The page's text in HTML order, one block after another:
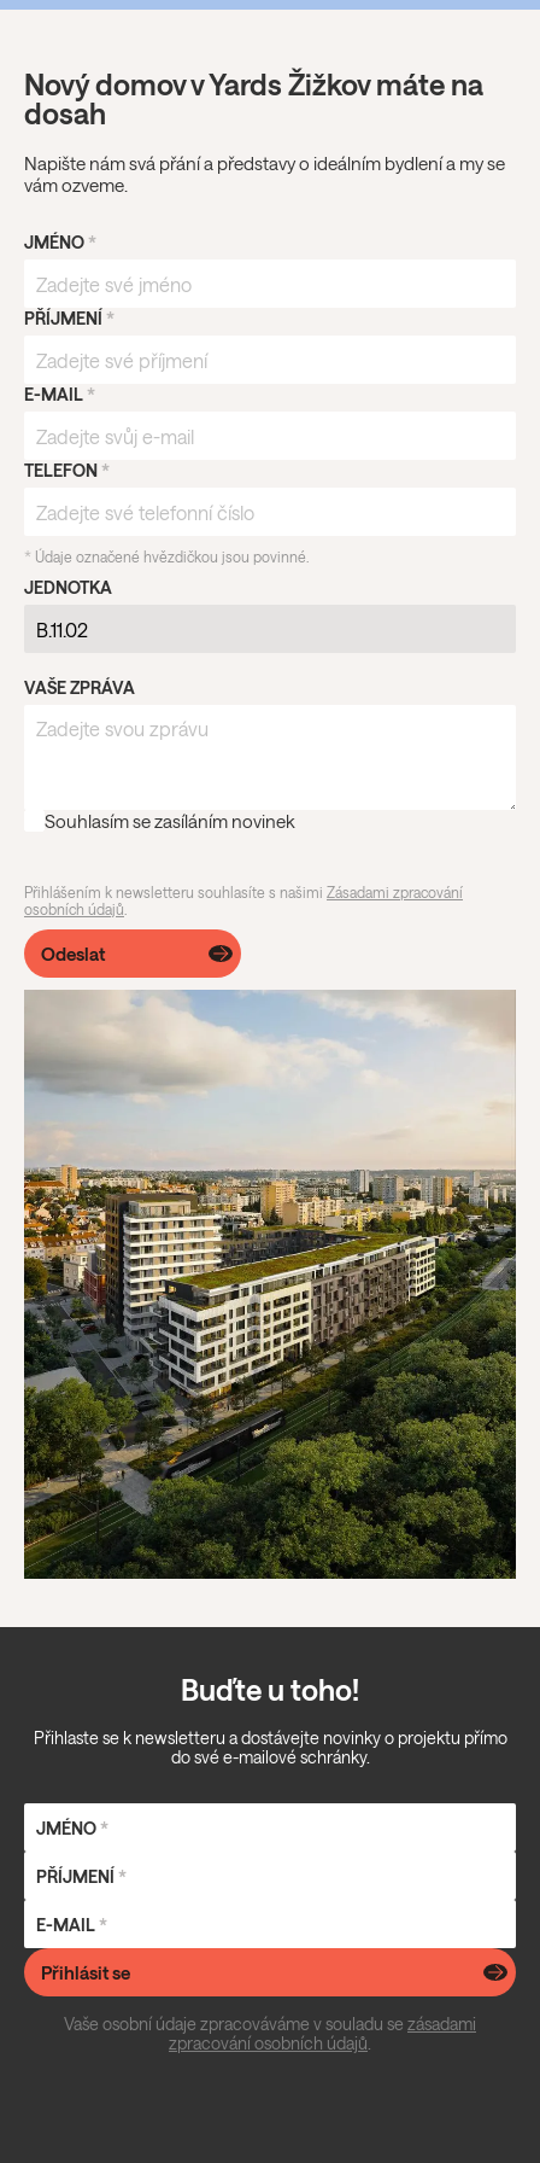
Nový domov v Yards Žižkov máte na
dosah
Napište nám svá přání a představy o ideálním bydlení a my se
vám ozveme.
JMÉNO *
PŘÍJMENÍ *
E-MAIL *
TELEFON *
* Údaje označené hvězdičkou jsou povinné.
JEDNOTKA
VAŠE ZPRÁVA
Souhlasím se zasíláním novinek
Přihlášením k newsletteru souhlasíte s našimi Zásadami zpracování
osobních údajů
Odeslat
Buďte u toho!
Přihlaste se k newsletteru a dostávejte novinky o projektu přímo
do své e-mailové schránky.
JMÉNO*
PŘÍJMENÍ *
E-MAIL*
Přihlásit se
Vaše osobní údaje zpracováváme v souladu se zásadami
zpracování osobních údajů